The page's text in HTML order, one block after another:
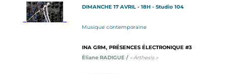
DIMANCHE 17 AVRIL - 18H - Studio 104
Musique contemporaine
INA GRM, PRÉSENCES ÉLECTRONIQUE #3
Éliane RADIGUE / « Arthesis »